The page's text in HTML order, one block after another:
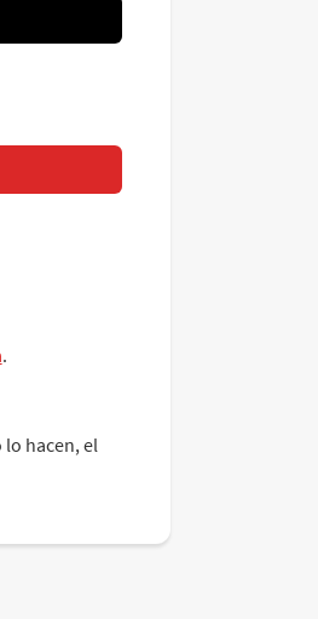
.
lo hacen, el